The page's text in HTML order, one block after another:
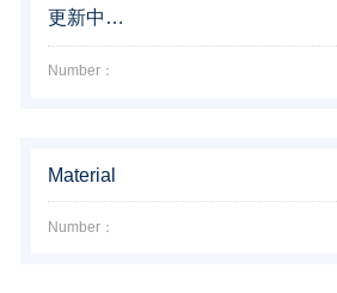
更新中…
Number：
Material
Number：